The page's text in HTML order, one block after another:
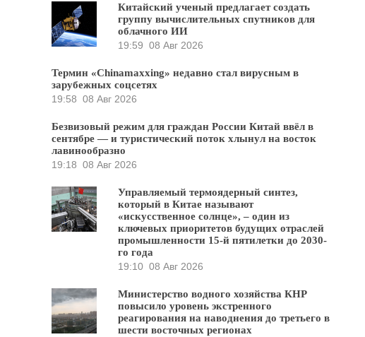
Китайский ученый предлагает создать
группу вычислительных спутников для
облачного ИИ
19:59 08 Авг 2026
Термин «Chinamaxxing» недавно стал вирусным в
зарубежных соцсетях
19:58 08 Авг 2026
Безвизовый режим для граждан России Китай ввёл в
сентябре — и туристический поток хлынул на восток
лавинообразно
19:18 08 Авг 2026
Управляемый термоядерный синтез,
который в Китае называют
«искусственное солнце», – один из
ключевых приоритетов будущих отраслей
промышленности 15-й пятилетки до 2030-
го года
19:10 08 Авг 2026
Министерство водного хозяйства КНР
повысило уровень экстренного
реагирования на наводнения до третьего в
шести восточных регионах